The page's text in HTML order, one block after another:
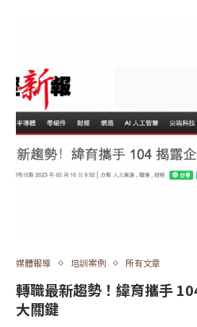
媒體報導 培訓案例 所有文章
轉職最新趨勢！緯育攜手
大關鍵